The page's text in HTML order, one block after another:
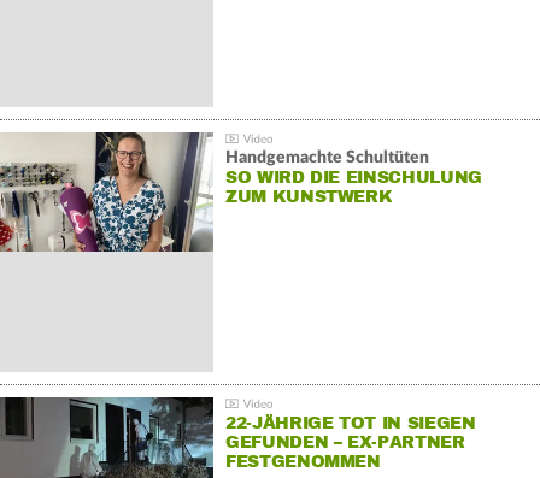
Handgemachte Schultüten
SO WIRD DIE EINSCHULUNG
ZUM KUNSTWERK
22-JÄHRIGE TOT IN SIEGEN
GEFUNDEN – EX-PARTNER
FESTGENOMMEN